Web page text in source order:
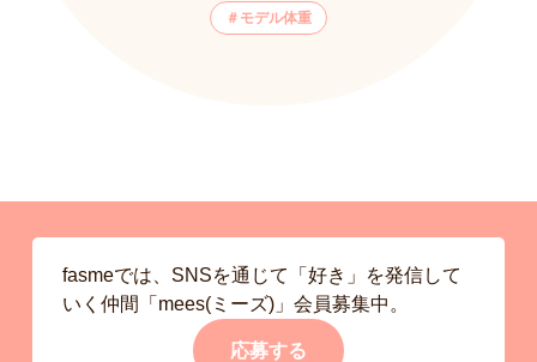
モデル体重
fasmeでは、SNSを通じて「好き」を発信して
いく仲間「mees(ミーズ)」会員募集中。
応募する